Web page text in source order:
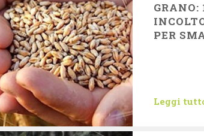
GRANO:
PER
Leggi